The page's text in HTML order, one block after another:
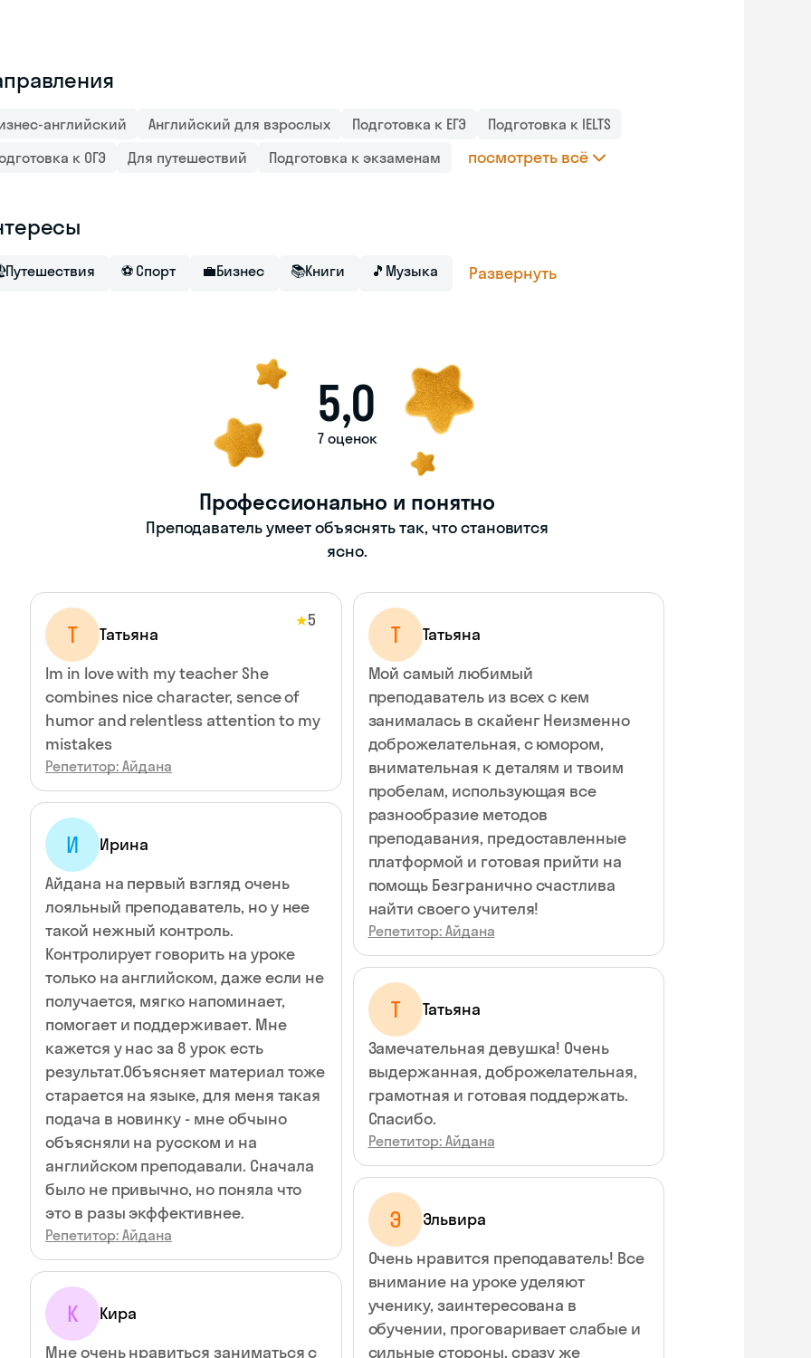
английский Английский для взрослых Подготовка к ЕГЭ
Подготовка к IELTS
к ОГЭ
Для путешествий Подготовка к экзаменам посмотреть всё
Путешествия ⚽ Спорт 💼Бизнес 📚Книги 🎵 Музыка Развернуть
5,0
7 оценок
Профессионально и понятно
Преподаватель умеет объяснять так, что становится
ясно.
Т Татьяна
★5
Im in love with my teacher She
combines nice character, sence of
humor and relentless attention to my
mistakes
Репетитор: Айдана
И
Ирина
Айдана на первый взгляд очень
лояльный преподаватель, но у нее
такой нежный контроль.
Контролирует говорить на уроке
только на английском, даже если не
получается, мягко напоминает,
помогает и поддерживает. Мне
кажется у нас за 8 урок есть
результат.Объясняет материал тоже
старается на языке, для меня такая
подача в новинку - мне обчыно
объясняли на русском и на
английском преподавали. Сначала
было не привычно, но поняла что
это в разы экффективнее.
Репетитор: Айдана
К
Кира
Мне очень нравиться заниматься с
Т
Татьяна
Мой самый любимый
преподаватель из всех с кем
занималась в скайенг Неизменно
доброжелательная, с юмором,
внимательная к деталям и твоим
пробелам, использующая все
разнообразие методов
преподавания, предоставленные
платформой и готовая прийти на
помощь Безгранично счастлива
найти своего учителя!
Репетитор: Айдана
Т
Татьяна
Замечательная девушка! Очень
выдержанная, доброжелательная,
грамотная и готовая поддержать.
Спасибо.
Репетитор: Айдана
Э
Эльвира
Очень нравится преподаватель! Все
внимание на уроке уделяют
ученику, заинтересована в
обучении, проговаривает слабые и
сильные стороны, сразу же
Skyeng Chat
online